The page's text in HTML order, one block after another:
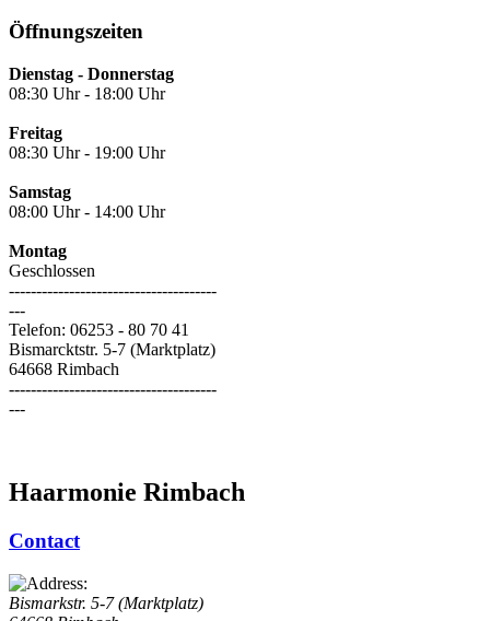
Öffnungszeiten
Dienstag - Donnerstag
08:30 Uhr - 18:00 Uhr
Freitag
08:30 Uhr - 19:00 Uhr
Samstag
08:00 Uhr - 14:00 Uhr
Montag
Geschlossen
--------------------------------------
---
Telefon: 06253 - 80 70 41
Bismarcktstr. 5-7 (Marktplatz)
64668 Rimbach
--------------------------------------
---
Haarmonie Rimbach
Contact
Bismarkstr. 5-7 (Marktplatz)